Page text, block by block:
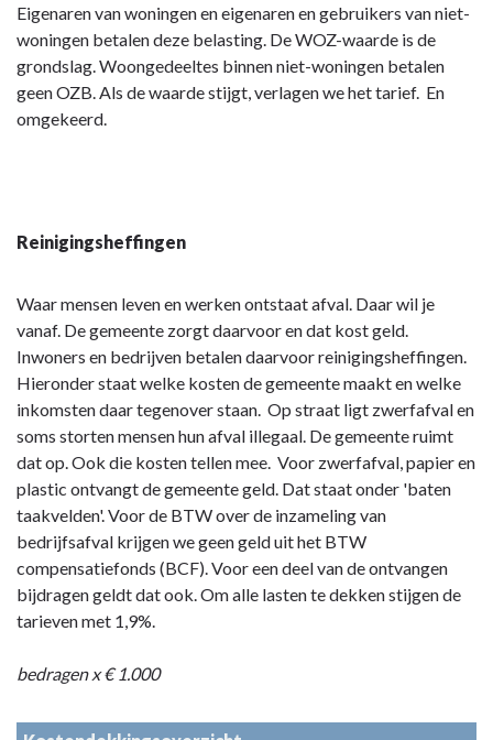
Eigenaren van woningen en eigenaren en gebruikers van niet-
woningen betalen deze belasting. De WOZ-waarde is de
grondslag. Woongedeeltes binnen niet-woningen betalen
geen OZB. Als de waarde stijgt, verlagen we het tarief. En
omgekeerd.
Reinigingsheffingen
Waar mensen leven en werken ontstaat afval. Daar wil je
vanaf. De gemeente zorgt daarvoor en dat kost geld.
Inwoners en bedrijven betalen daarvoor reinigingsheffingen.
Hieronder staat welke kosten de gemeente maakt en welke
inkomsten daar tegenover staan. Op straat ligt zwerfafval en
soms storten mensen hun afval illegaal. De gemeente ruimt
dat op. Ook die kosten tellen mee. Voor zwerfafval, papier en
plastic ontvangt de gemeente geld. Dat staat onder 'baten
taakvelden'. Voor de BTW over de inzameling van
bedrijfsafval krijgen we geen geld uit het BTW
compensatiefonds (BCF). Voor een deel van de ontvangen
bijdragen geldt dat ook. Om alle lasten te dekken stijgen de
tarieven met 1,9%.
bedragen x € 1.000